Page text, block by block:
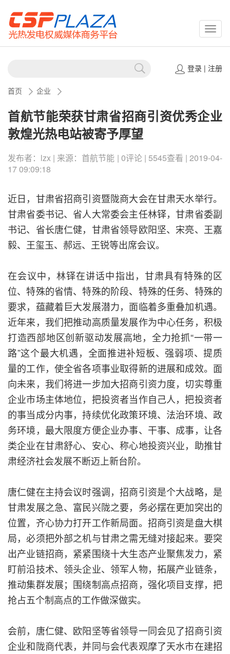
登录| 注册
首页 企业
首航节能荣获甘肃省招商引资优秀企业
敦煌光热电站被寄予厚望
发布者：lzx | 来源：首航节能 | 0评论 | 5545查看 | 2019-04-
17 09:09:18
近日，甘肃省招商引资暨陇商大会在甘肃天水举行。
甘肃省委书记、省人大常委会主任林铎，甘肃省委副
书记、省长唐仁健，甘肃省领导欧阳坚、宋亮、王嘉
毅、王玺玉、郝远、王锐等出席会议。
在会议中，林铎在讲话中指出，甘肃具有特殊的区
位、特殊的省情、特殊的阶段、特殊的任务、特殊的
要求，蕴藏着巨大发展潜力，面临着多重叠加机遇。
近年来，我们把推动高质量发展作为中心任务，积极
打造西部地区创新驱动发展高地，全力抢抓“一带一
路”这个最大机遇，全面推进补短板、强弱项、提质
量的工作，使全省各项事业取得新的进展和成效。面
向未来，我们将进一步加大招商引资力度，切实尊重
企业市场主体地位，把投资者当作自己人，把投资者
的事当成分内事，持续优化政策环境、法治环境、政
务环境，最大限度方便企业办事、干事、成事，让各
类企业在甘肃舒心、安心、称心地投资兴业，助推甘
肃经济社会发展不断迈上新台阶。
唐仁健在主持会议时强调，招商引资是个大战略，是
甘肃发展之急、富民兴陇之要，务必摆在更加突出的
位置，齐心协力打开工作新局面。招商引资是盘大棋
局，必须把外部之机与甘肃之需无缝对接起来。要突
出产业链招商，紧紧围绕十大生态产业聚焦发力，紧
盯前沿技术、领头企业、领军人物，拓展产业链条，
推动集群发展；围绕制高点招商，强化项目支撑，把
抢占五个制高点的工作做深做实。
会前，唐仁健、欧阳坚等省领导一同会见了招商引资
企业和陇商代表，并同与会代表观摩了天水市在建招